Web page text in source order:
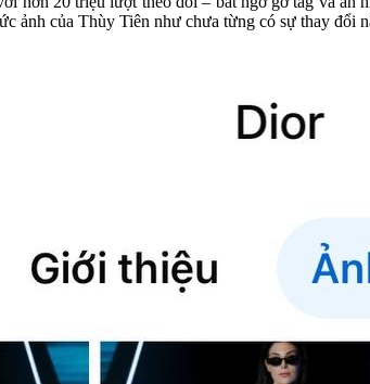
ảnh của Thùy Tiên như chưa từng có sự thay đổi